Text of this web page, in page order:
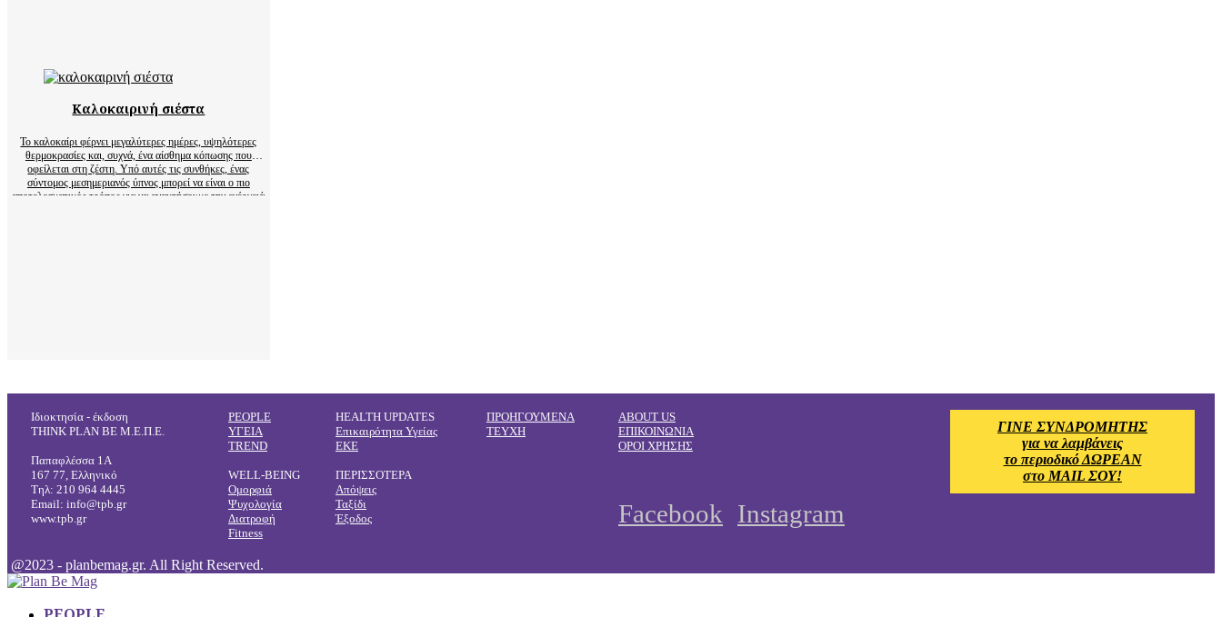
Καλοκαιρινή σιέστα
Το καλοκαίρι φέρνει μεγαλύτερες ημέρες, υψηλότερες
θερμοκρασίες και, συχνά, ένα αίσθημα κόπωσης που
οφείλεται στη ζέστη. Υπό αυτές τις συνθήκες, ένας
σύντομος μεσημεριανός ύπνος μπορεί να είναι ο πιο
αποτελεσματικός τρόπος για να ανακτήσουμε την ενέργειά
Ιδιοκτησία - έκδοση
THINK PLAN BE Μ.Ε.Π.Ε.
Παπαφλέσσα 1Α
167 77, Ελληνικό
Τηλ: 210 964 4445
Email: info@tpb.gr
www.tpb.gr
PEOPLE
ΥΓΕΙΑ
TREND
WELL-BEING
Ομορφιά
Ψυχολογία
Διατροφή
Fitness
HEALTH UPDATES
Επικαιρότητα Υγείας
ΕΚΕ
ΠΕΡΙΣΣΟΤΕΡΑ
Απόψεις
Ταξίδι
Έξοδος
ΠΡΟΗΓΟΥΜΕΝΑ
ΤΕΥΧΗ
ABOUT US
ΕΠΙΚΟΙΝΩΝΙΑ
ΟΡΟΙ ΧΡΗΣΗΣ
Facebook Instagram
ΓΙΝΕ ΣΥΝΔΡΟΜΗΤΗΣ
για να λαμβάνεις
το περιοδικό ΔΩΡΕΑΝ
στο MAIL ΣΟΥ!
@2023 - planbemag.gr. All Right Reserved.